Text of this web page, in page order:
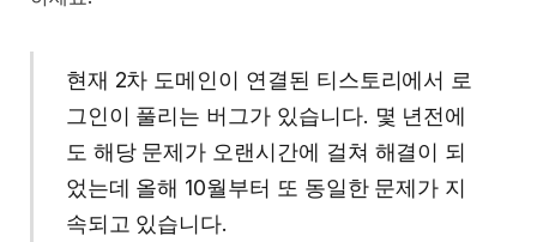
현재 2차 도메인이 연결된 티스토리에서 로
그인이 풀리는 버그가 있습니다. 몇 년전에
도 해당 문제가 오랜시간에 걸쳐 해결이 되
었는데 올해 10월부터 또 동일한 문제가 지
속되고 있습니다.